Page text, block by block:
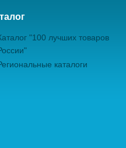
"100 лучших товаров
каталоги